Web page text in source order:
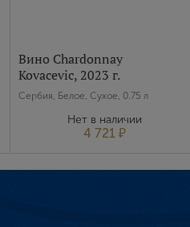
Вино Chardonnay
Kovacevic, 2023 г.
Сербия, Белое, Сухое, 0.75 л
Нет в наличии
4 721 ₽